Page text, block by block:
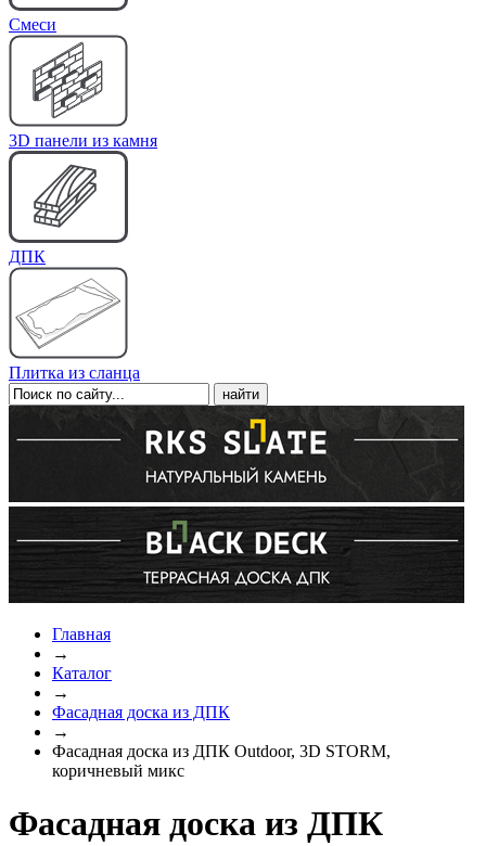
Cмеси
3D панели из камня
ДПК
Плитка из сланца
Главная
→
Каталог
→
Фасадная доска из ДПК
→
Фасадная доска из ДПК Outdoor, 3D STORM,
коричневый микс
Фасадная доска из ДПК